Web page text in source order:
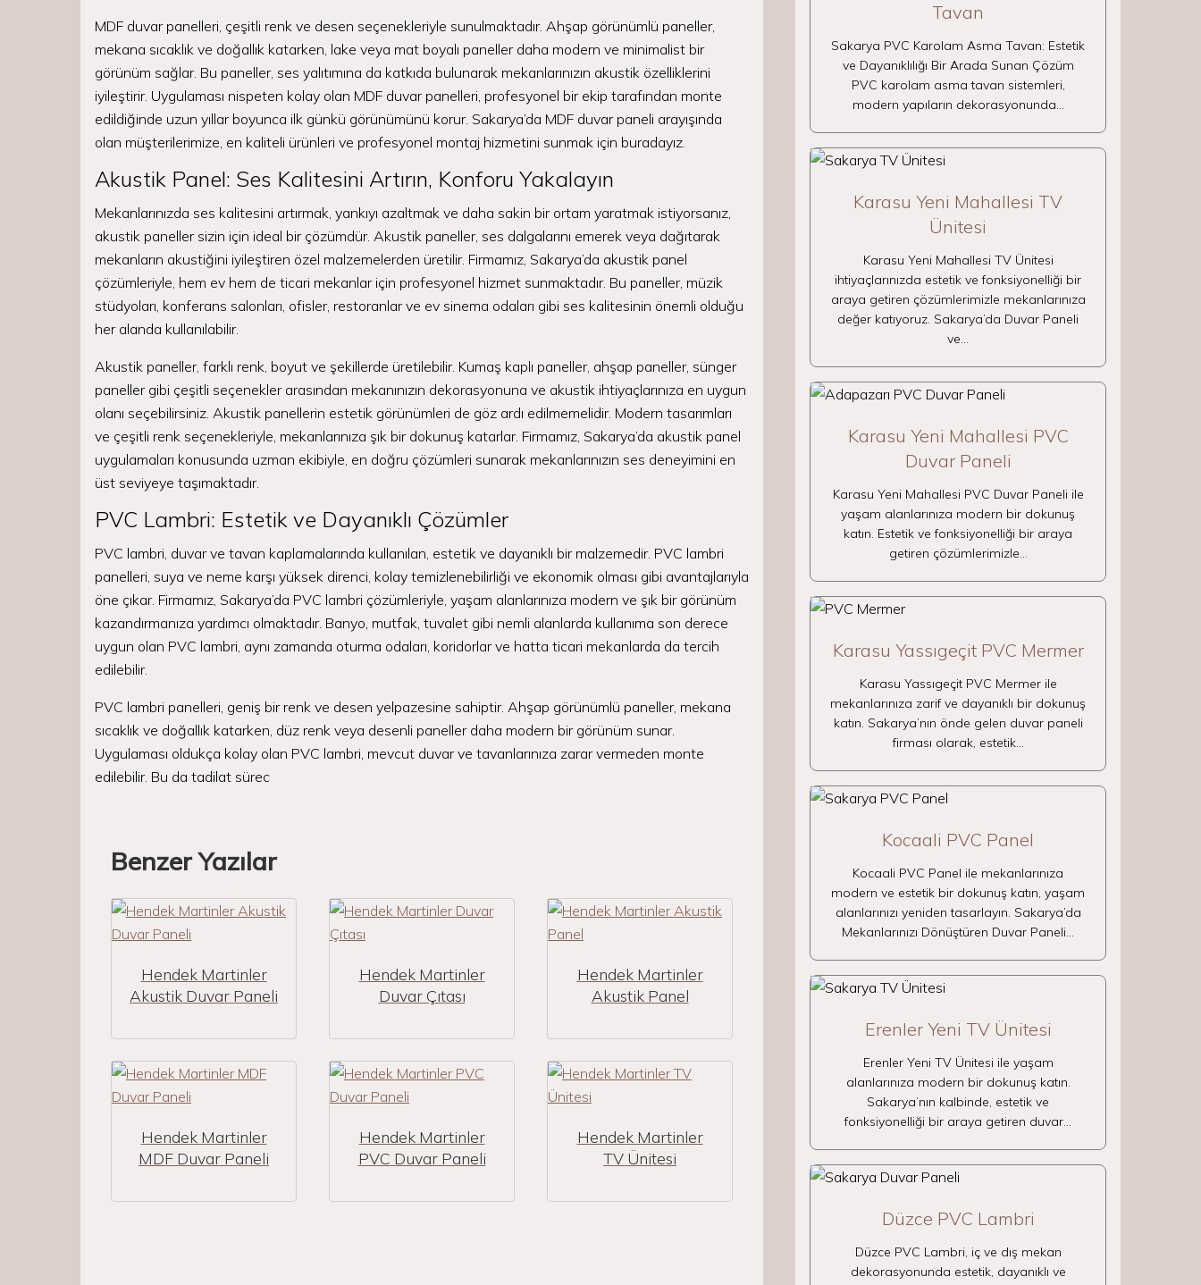
MDF duvar panelleri, çeşitli renk ve desen seçenekleriyle sunulmaktadır. Ahşap görünümlü paneller,
mekana sıcaklık ve doğallık katarken, lake veya mat boyalı paneller daha modern ve minimalist bir
görünüm sağlar. Bu paneller, ses yalıtımına da katkıda bulunarak mekanlarınızın akustik özelliklerini
iyileştirir. Uygulaması nispeten kolay olan MDF duvar panelleri, profesyonel bir ekip tarafından monte
edildiğinde uzun yıllar boyunca ilk günkü görünümünü korur. Sakarya’da MDF duvar paneli arayışında
olan müşterilerimize, en kaliteli ürünleri ve profesyonel montaj hizmetini sunmak için buradayız.
Akustik Panel: Ses Kalitesini Artırın, Konforu Yakalayın
Mekanlarınızda ses kalitesini artırmak, yankıyı azaltmak ve daha sakin bir ortam yaratmak istiyorsanız,
akustik paneller sizin için ideal bir çözümdür. Akustik paneller, ses dalgalarını emerek veya dağıtarak
mekanların akustiğini iyileştiren özel malzemelerden üretilir. Firmamız, Sakarya’da akustik panel
çözümleriyle, hem ev hem de ticari mekanlar için profesyonel hizmet sunmaktadır. Bu paneller, müzik
stüdyoları, konferans salonları, ofisler, restoranlar ve ev sinema odaları gibi ses kalitesinin önemli olduğu
her alanda kullanılabilir.
Akustik paneller, farklı renk, boyut ve şekillerde üretilebilir. Kumaş kaplı paneller, ahşap paneller, sünger
paneller gibi çeşitli seçenekler arasından mekanınızın dekorasyonuna ve akustik ihtiyaçlarınıza en uygun
olanı seçebilirsiniz. Akustik panellerin estetik görünümleri de göz ardı edilmemelidir. Modern tasarımları
ve çeşitli renk seçenekleriyle, mekanlarınıza şık bir dokunuş katarlar. Firmamız, Sakarya’da akustik panel
uygulamaları konusunda uzman ekibiyle, en doğru çözümleri sunarak mekanlarınızın ses deneyimini en
üst seviyeye taşımaktadır.
PVC Lambri: Estetik ve Dayanıklı Çözümler
PVC lambri, duvar ve tavan kaplamalarında kullanılan, estetik ve dayanıklı bir malzemedir. PVC lambri
panelleri, suya ve neme karşı yüksek direnci, kolay temizlenebilirliği ve ekonomik olması gibi avantajlarıyla
öne çıkar. Firmamız, Sakarya’da PVC lambri çözümleriyle, yaşam alanlarınıza modern ve şık bir görünüm
kazandırmanıza yardımcı olmaktadır. Banyo, mutfak, tuvalet gibi nemli alanlarda kullanıma son derece
uygun olan PVC lambri, aynı zamanda oturma odaları, koridorlar ve hatta ticari mekanlarda da tercih
edilebilir.
PVC lambri panelleri, geniş bir renk ve desen yelpazesine sahiptir. Ahşap görünümlü paneller, mekana
sıcaklık ve doğallık katarken, düz renk veya desenli paneller daha modern bir görünüm sunar.
Uygulaması oldukça kolay olan PVC lambri, mevcut duvar ve tavanlarınıza zarar vermeden monte
edilebilir. Bu da tadilat sürec
Benzer Yazılar
Hendek Martinler
Akustik Duvar Paneli
Hendek Martinler
Duvar Çıtası
Hendek Martinler
Akustik Panel
Hendek Martinler
MDF Duvar Paneli
Hendek Martinler
PVC Duvar Paneli
Hendek Martinler
TV Ünitesi
Tavan
Sakarya PVC Karolam Asma Tavan: Estetik
ve Dayanıklılığı Bir Arada Sunan Çözüm
PVC karolam asma tavan sistemleri,
modern yapıların dekorasyonunda…
Karasu Yeni Mahallesi TV
Ünitesi
Karasu Yeni Mahallesi TV Ünitesi
ihtiyaçlarınızda estetik ve fonksiyonelliği bir
araya getiren çözümlerimizle mekanlarınıza
değer katıyoruz. Sakarya’da Duvar Paneli
ve…
Karasu Yeni Mahallesi PVC
Duvar Paneli
Karasu Yeni Mahallesi PVC Duvar Paneli ile
yaşam alanlarınıza modern bir dokunuş
katın. Estetik ve fonksiyonelliği bir araya
getiren çözümlerimizle…
Karasu Yassıgeçit PVC Mermer
Karasu Yassıgeçit PVC Mermer ile
mekanlarınıza zarif ve dayanıklı bir dokunuş
katın. Sakarya’nın önde gelen duvar paneli
firması olarak, estetik…
Kocaali PVC Panel
Kocaali PVC Panel ile mekanlarınıza
modern ve estetik bir dokunuş katın, yaşam
alanlarınızı yeniden tasarlayın. Sakarya’da
Mekanlarınızı Dönüştüren Duvar Paneli…
Erenler Yeni TV Ünitesi
Erenler Yeni TV Ünitesi ile yaşam
alanlarınıza modern bir dokunuş katın.
Sakarya’nın kalbinde, estetik ve
fonksiyonelliği bir araya getiren duvar…
Düzce PVC Lambri
Düzce PVC Lambri, iç ve dış mekan
dekorasyonunda estetik, dayanıklı ve